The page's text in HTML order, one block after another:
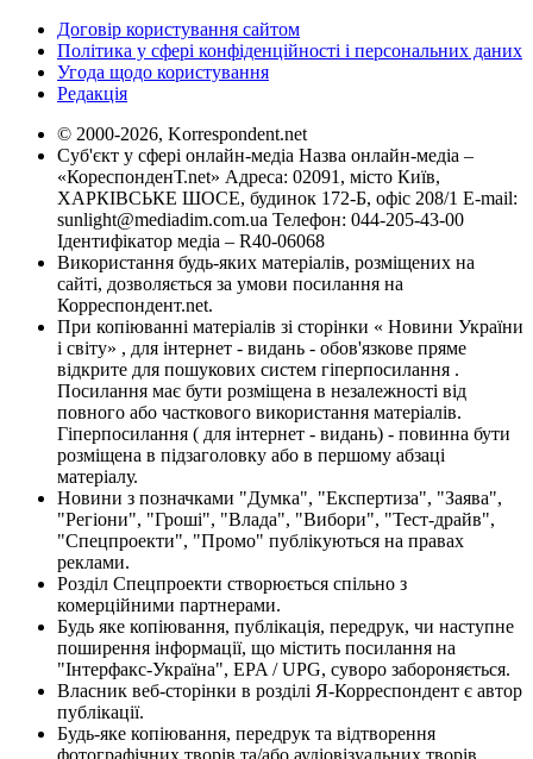
Договір користування сайтом
Політика у сфері конфіденційності і персональних даних
Угода щодо користування
Редакція
© 2000-2026, Korrespondent.net
Суб'єкт у сфері онлайн-медіа Назва онлайн-медіа –
«КореспонденТ.net» Адреса: 02091, місто Київ,
ХАРКІВСЬКЕ ШОСЕ, будинок 172-Б, офіс 208/1 E-mail:
sunlight@mediadim.com.ua Телефон: 044-205-43-00
Ідентифікатор медіа – R40-06068
Використання будь-яких матеріалів, розміщених на
сайті, дозволяється за умови посилання на
Корреспондент.net.
При копіюванні матеріалів зі сторінки « Новини України
і світу» , для інтернет - видань - обов'язкове пряме
відкрите для пошукових систем гіперпосилання .
Посилання має бути розміщена в незалежності від
повного або часткового використання матеріалів.
Гіперпосилання ( для інтернет - видань) - повинна бути
розміщена в підзаголовку або в першому абзаці
матеріалу.
Новини з позначками "Думка", "Експертиза", "Заява",
"Регіони", "Гроші", "Влада", "Вибори", "Тест-драйв",
"Спецпроекти", "Промо" публікуються на правах
реклами.
Розділ Спецпроекти створюється спільно з
комерційними партнерами.
Будь яке копіювання, публікація, передрук, чи наступне
поширення інформації, що містить посилання на
"Інтерфакс-Україна", EPA / UPG, суворо забороняється.
Власник веб-сторінки в розділі Я-Корреспондент є автор
публікації.
Будь-яке копіювання, передрук та відтворення
фотографічних творів та/або аудіовізуальних творів